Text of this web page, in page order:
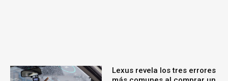
Lexus revela los tres errores